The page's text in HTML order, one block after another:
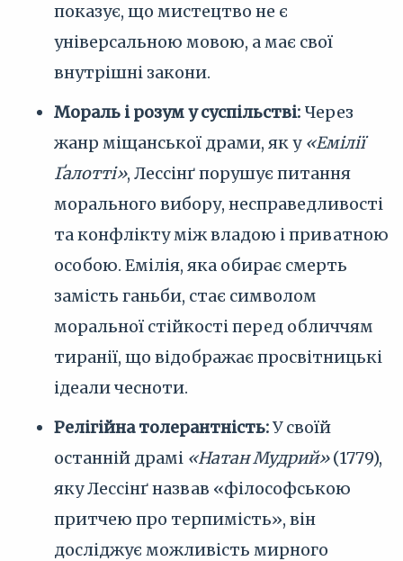
показує, що мистецтво не є
універсальною мовою, а має свої
внутрішні закони.
Мораль і розум у суспільстві: Через
жанр міщанської драми, як у «Емілії
Ґалотті», Лессінґ порушує питання
морального вибору, несправедливості
та конфлікту між владою і приватною
особою. Емілія, яка обирає смерть
замість ганьби, стає символом
моральної стійкості перед обличчям
тиранії, що відображає просвітницькі
ідеали чесноти.
Релігійна толерантність:У своїй
останній драмі «Натан Мудрий»(1779),
яку Лессінґ назвав «філософською
притчею про терпимість», він
досліджує можливість мирного